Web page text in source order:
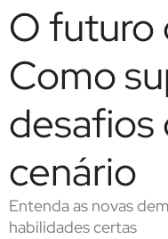
O futuro
Como
desafios
cenário
Entenda as novas
habilidades certas